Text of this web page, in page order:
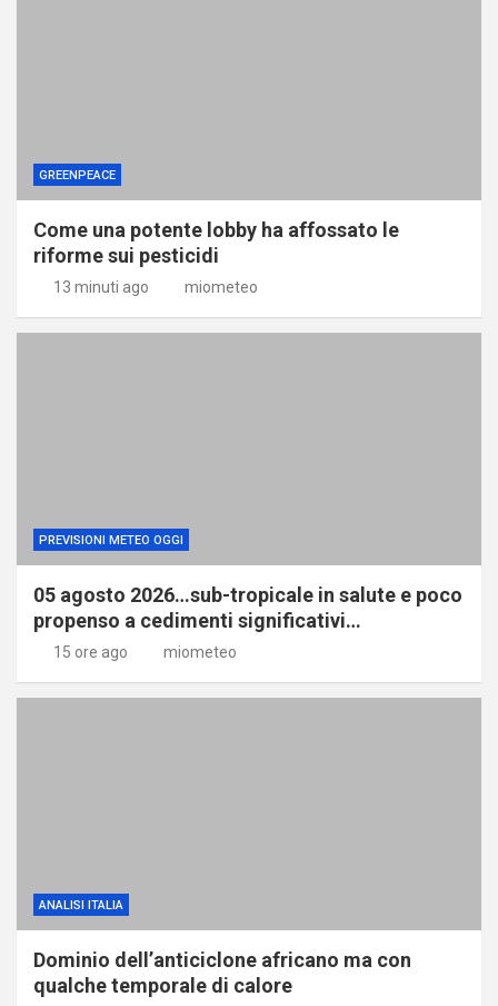
GREENPEACE
Come una potente lobby ha affossato le
riforme sui pesticidi
13 minuti ago miometeo
PREVISIONI METEO OGGI
05 agosto 2026…sub-tropicale in salute e poco
propenso a cedimenti significativi…
15 ore ago miometeo
ANALISI ITALIA
Dominio dell’anticiclone africano ma con
qualche temporale di calore